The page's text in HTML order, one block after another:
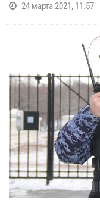
24 марта 2021, 11:57